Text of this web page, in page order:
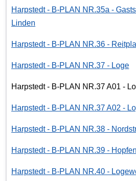
Harpstedt - B-PLAN NR.35a -
Linden
Harpstedt - B-PLAN NR.36 -
Harpstedt - B-PLAN NR.37 - Loge
Harpstedt - B-PLAN NR.37 A01 -
Harpstedt - B-PLAN NR.37 A02 -
Harpstedt - B-PLAN NR.38 -
Harpstedt - B-PLAN NR.39 -
Harpstedt - B-PLAN NR.40 -